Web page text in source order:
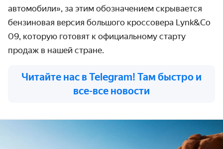
автомобили», за этим обозначением скрывается
бензиновая версия большого кроссовера Lynk&Co
09, которую готовят к официальному старту
продаж в нашей стране.
Читайте нас в Telegram! Там быстро и
все-все новости